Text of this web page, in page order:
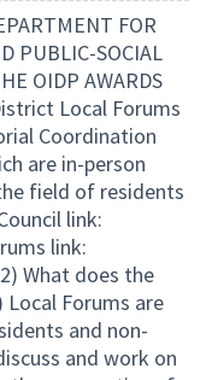
FOR
PUBLIC-SOCIAL
OIDP AWARDS
Local Forums
Coordination
are in-person
field of residents
link:
link:
link)
2) What does the
Local Forums are
and non-
and work on